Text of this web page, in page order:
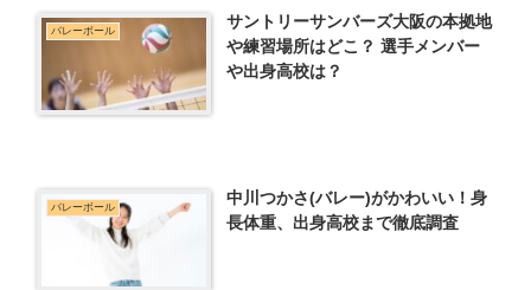
バレーボール
サントリーサンバーズ大阪の本拠地
や練習場所はどこ？ 選手メンバー
や出身高校は？
バレーボール
中川つかさ(バレー)がかわいい！身
長体重、出身高校まで徹底調査